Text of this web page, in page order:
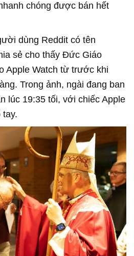
chóng được bán hết
dùng Reddit có tên
sẻ cho thấy Đức Giáo
Apple Watch từ trước khi
Trong ảnh, ngài đang ban
lúc 19:35 tối, với chiếc Apple
tay.